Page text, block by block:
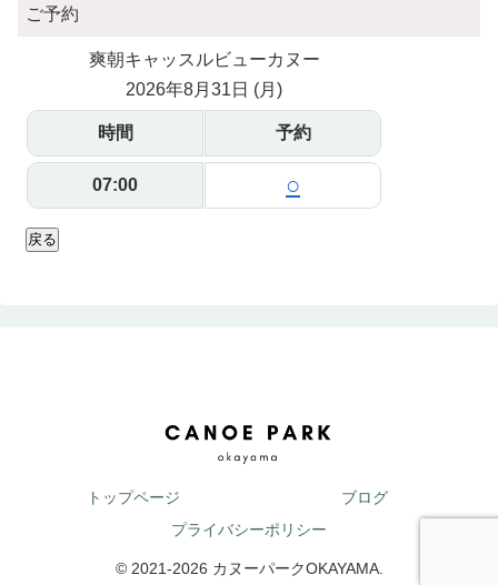
ご予約
爽朝キャッスルビューカヌー
2026年8月31日 (月)
時間 予約
07:00 ○
戻る
トップページ
ブログ
プライバシーポリシー
© 2021-2026 カヌーパークOKAYAMA.